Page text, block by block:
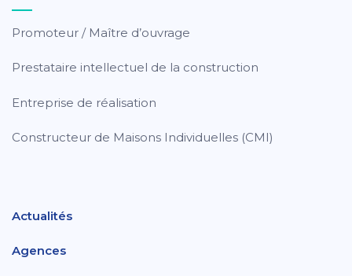
Promoteur / Maître d’ouvrage
Prestataire intellectuel de la construction
Entreprise de réalisation
Constructeur de Maisons Individuelles (CMI)
Actualités
Agences